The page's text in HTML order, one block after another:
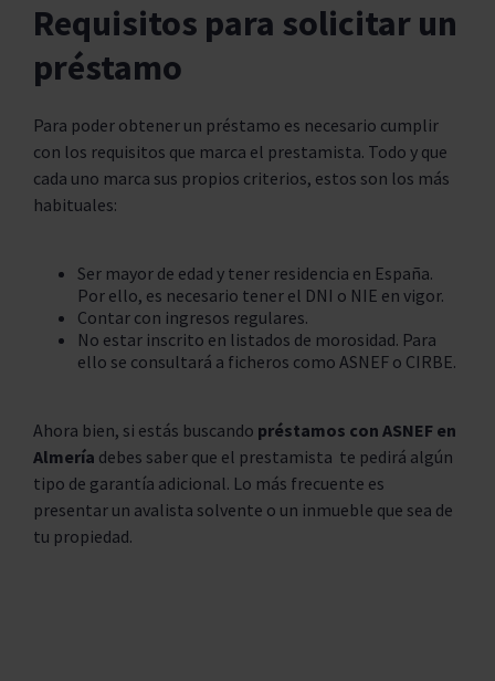
Requisitos para solicitar un
préstamo
Para poder obtener un préstamo es necesario cumplir
con los requisitos que marca el prestamista. Todo y que
cada uno marca sus propios criterios, estos son los más
habituales:
Ser mayor de edad y tener residencia en España.
Por ello, es necesario tener el DNI o NIE en vigor.
Contar con ingresos regulares.
No estar inscrito en listados de morosidad. Para
ello se consultará a ficheros como ASNEF o CIRBE.
Ahora bien, si estás buscando préstamos con ASNEF en
Almería debes saber que el prestamista te pedirá algún
tipo de garantía adicional. Lo más frecuente es
presentar un avalista solvente o un inmueble que sea de
tu propiedad.